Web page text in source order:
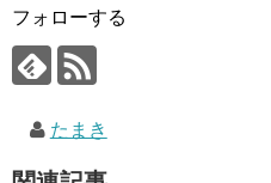
フォローする
たまき